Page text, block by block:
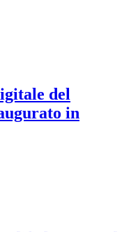
del
in